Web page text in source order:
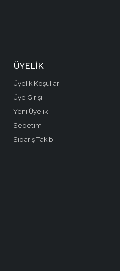
ÜYELIK
Üyelik Koşulları
Üye Girişi
Yeni Üyelik
Sepetim
Sipariş Takibi